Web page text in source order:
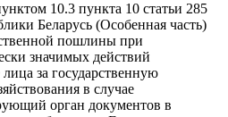
10.3 пункта 10 статьи 285
Беларусь (Особенная часть)
пошлины при
значимых действий
за государственную
в случае
орган документов в